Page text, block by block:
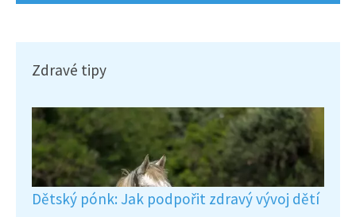
Zdravé tipy
Dětský pónk: Jak podpořit zdravý vývoj dětí